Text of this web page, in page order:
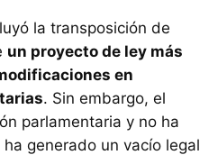
la transposición de
un proyecto de ley más
en
. Sin embargo, el
parlamentaria y no ha
generado un vacío legal